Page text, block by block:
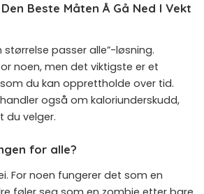
Beste Måten Å Gå Ned I Vekt
størrelse passer alle”-løsning.
noen, men det viktigste er et
du kan opprettholde over tid.
også om kaloriunderskudd,
du velger.
for alle?
For noen fungerer det som en